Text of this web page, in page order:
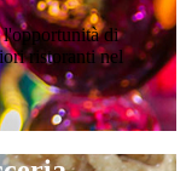
di
ristoranti nel